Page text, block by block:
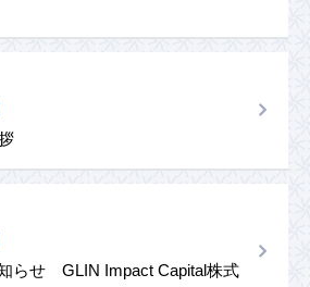
らせ GLIN Impact Capital株式